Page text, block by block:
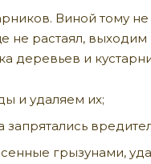
Виной тому
растаял,
деревьев и
и удаляем их;
запрятались
грызунами,